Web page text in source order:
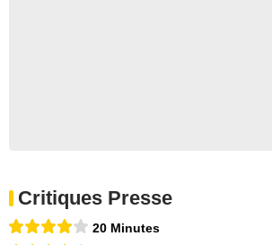
Critiques Presse
20 Minutes